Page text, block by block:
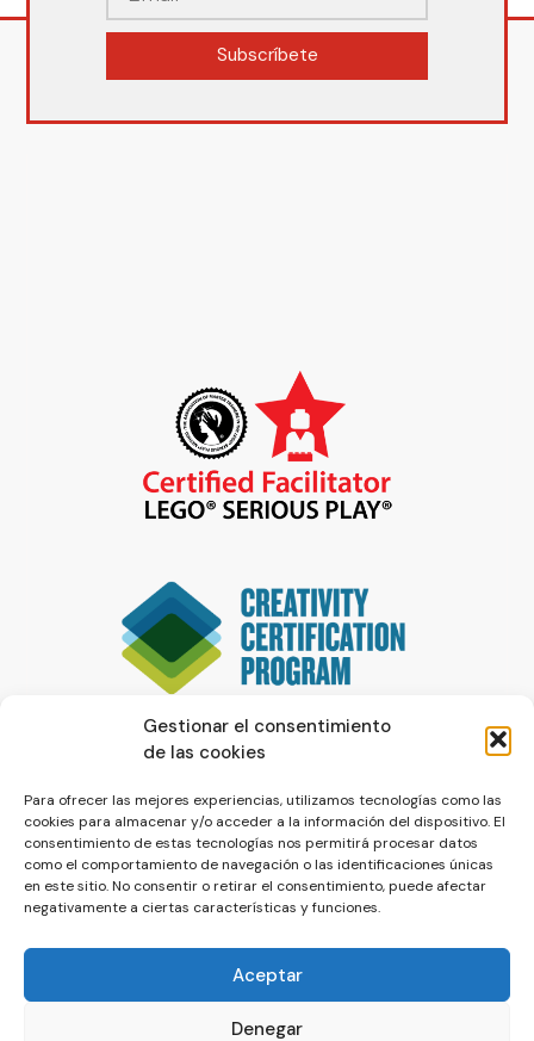
Gestionar el consentimiento
de las cookies
Para ofrecer las mejores experiencias, utilizamos tecnologías como las
cookies para almacenar y/o acceder a la información del dispositivo. El
consentimiento de estas tecnologías nos permitirá procesar datos
como el comportamiento de navegación o las identificaciones únicas
en este sitio. No consentir o retirar el consentimiento, puede afectar
negativamente a ciertas características y funciones.
Aceptar
Denegar
Subscríbete